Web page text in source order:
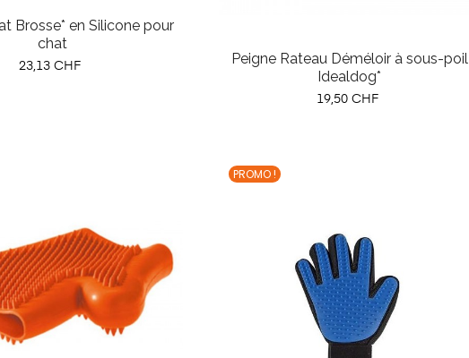
Brosse* en Silicone pour
chat
Prix
23,13 CHF
Peigne Rateau Déméloir à sous-poil
Idealdog*
Prix
19,50 CHF
PROMO !